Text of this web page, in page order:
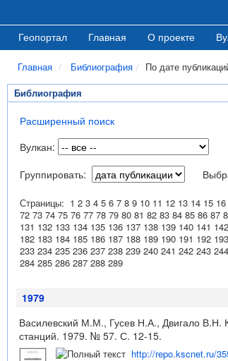
Геопортал Главная О проекте
Главная Библиография По дате
Библиография
Расширенный поиск
Вулкан:
Группировать:
Страницы: 1 2 3 4 5 6 7 8 9 10 11 12 13 14 15 16
72 73 74 75 76 77 78 79 80 81 82 83 84 85 86 87
131 132 133 134 135 136 137 138 139 140 141 142
182 183 184 185 186 187 188 189 190 191 192 193
233 234 235 236 237 238 239 240 241 242 243 244
284 285 286 287 288 289
1979
Василевский М.М., Гусев Н.А., Двигало В.Н.
станций. 1979. № 57. С. 12-15.
http://repo.kscnet.ru/